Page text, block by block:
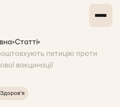
>Статті>
петицію проти
вакцинації
Здоров'я